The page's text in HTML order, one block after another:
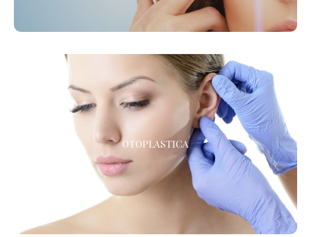
OTOPLASTICA
OTOPLASTICA
La chirurgia estetica delle orecchie